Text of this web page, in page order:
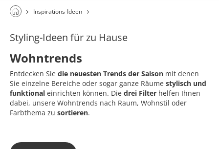
Inspirations-Ideen
Styling-Ideen für zu Hause
Wohntrends
Entdecken Sie die neuesten Trends der Saison mit denen
Sie einzelne Bereiche oder sogar ganze Räume stylisch und
funktional einrichten können. Die drei Filter helfen Ihnen
dabei, unsere Wohntrends nach Raum, Wohnstil oder
Farbthema zu sortieren.